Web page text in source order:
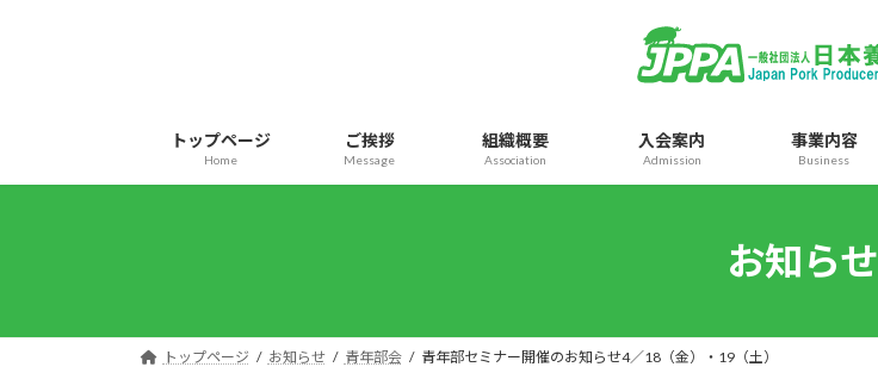
ス
ン
トップページ
Home
ご挨拶
Message
組織概要
Association
入会案内
Admission
事業内容
Business
お知らせ
トップページ お知らせ 青年部会 青年部セミナー開催のお知らせ4／18（金）・19（土）